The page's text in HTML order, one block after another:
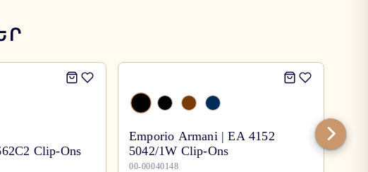
Clip-Ons
Emporio Armani | EA 4152
5042/1W Clip-Ons
00-00040148